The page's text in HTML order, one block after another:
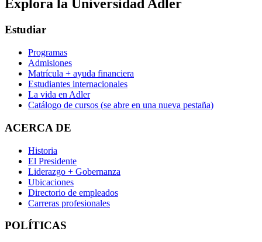
Explora la Universidad Adler
Estudiar
Programas
Admisiones
Matrícula + ayuda financiera
Estudiantes internacionales
La vida en Adler
Catálogo de cursos (se abre en una nueva pestaña)
ACERCA DE
Historia
El Presidente
Liderazgo + Gobernanza
Ubicaciones
Directorio de empleados
Carreras profesionales
POLÍTICAS